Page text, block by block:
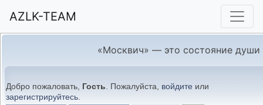
AZLK-TEAM
«Москвич» — это состояние души
Добро пожаловать, Гость . Пожалуйста, войдите или
зарегистрируйтесь